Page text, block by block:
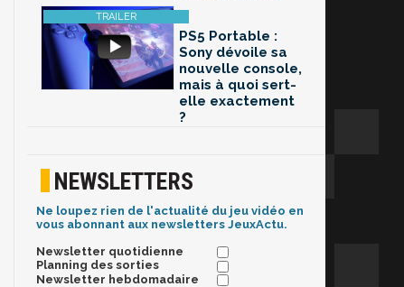
PS5 Portable :
Sony dévoile sa
nouvelle console,
mais à quoi sert-
elle exactement
?
NEWSLETTERS
Ne loupez rien de l'actualité du jeu vidéo en
vous abonnant aux newsletters JeuxActu.
Newsletter quotidienne
Planning des sorties
Newsletter hebdomadaire